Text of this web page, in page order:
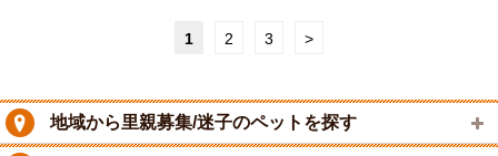
1 2 3 >
地域から里親募集/迷子のペットを探す